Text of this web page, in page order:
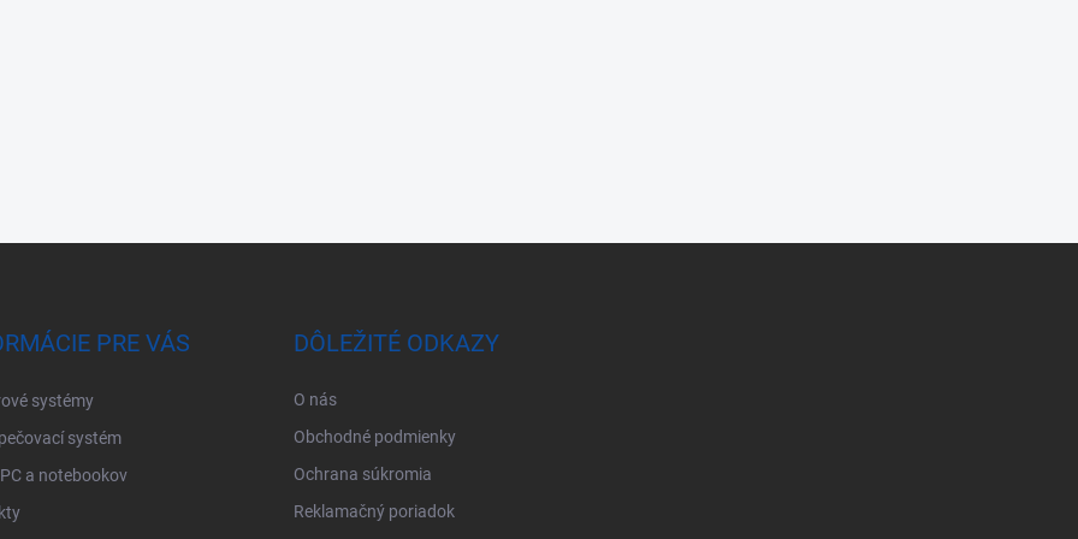
PRE VÁS
systémy
systém
a notebookov
DÔLEŽITÉ ODKAZY
O nás
Obchodné podmienky
Ochrana súkromia
Reklamačný poriadok